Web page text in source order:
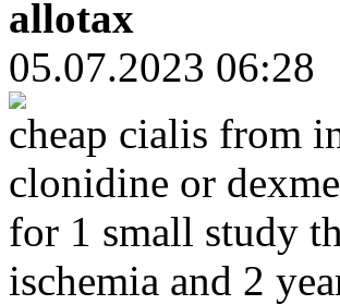
allotax
05.07.2023 06:28
cheap cialis from
clonidine or
for 1 small study
ischemia and 2